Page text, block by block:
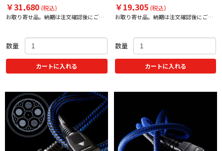
￥31,680 (税込)
お取り寄せ品。納期は注文確認後にご案
数量
カートに入れる
￥19,305 (税込)
お取り寄せ品。納期は注文確認後にご案
数量
カートに入れる